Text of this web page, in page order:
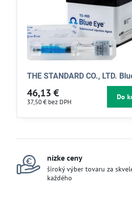
THE STANDARD CO., LTD.
46,13 €
37,50 € bez DPH
Do
nízke ceny
široký výber tovaru za
každého